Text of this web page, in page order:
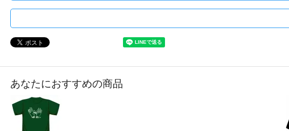
あなたにおすすめの商品